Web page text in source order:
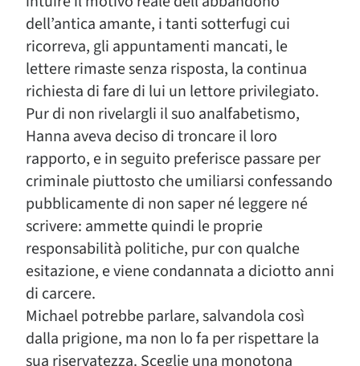
dell’antica amante, i tanti sotterfugi cui
ricorreva, gli appuntamenti mancati, le
lettere rimaste senza risposta, la continua
richiesta di fare di lui un lettore privilegiato.
Pur di non rivelargli il suo analfabetismo,
Hanna aveva deciso di troncare il loro
rapporto, e in seguito preferisce passare per
criminale piuttosto che umiliarsi confessando
pubblicamente di non saper né leggere né
scrivere: ammette quindi le proprie
responsabilità politiche, pur con qualche
esitazione, e viene condannata a diciotto anni
di carcere.
Michael potrebbe parlare, salvandola così
dalla prigione, ma non lo fa per rispettare la
sua riservatezza. Sceglie una monotona